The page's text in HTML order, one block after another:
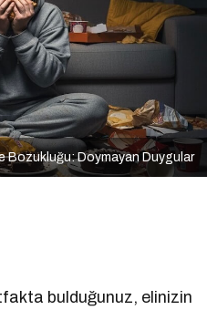
Bozukluğu: Doymayan Duygular
bulduğunuz, elinizin